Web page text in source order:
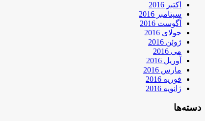
اکتبر 2016
سپتامبر 2016
آگوست 2016
جولای 2016
ژوئن 2016
می 2016
آوریل 2016
مارس 2016
فوریه 2016
ژانویه 2016
دسته‌ها